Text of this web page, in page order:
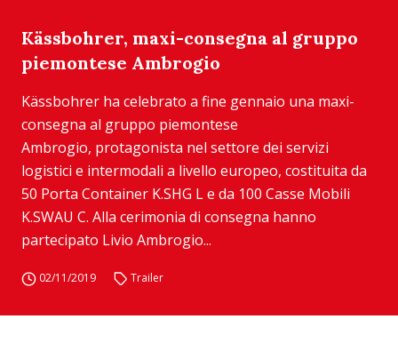
Kässbohrer, maxi-consegna al gruppo
piemontese Ambrogio
Kässbohrer ha celebrato a fine gennaio una maxi-
consegna al gruppo piemontese
Ambrogio, protagonista nel settore dei servizi
logistici e intermodali a livello europeo, costituita da
50 Porta Container K.SHG L e da 100 Casse Mobili
K.SWAU C. Alla cerimonia di consegna hanno
partecipato Livio Ambrogio...
02/11/2019 Trailer